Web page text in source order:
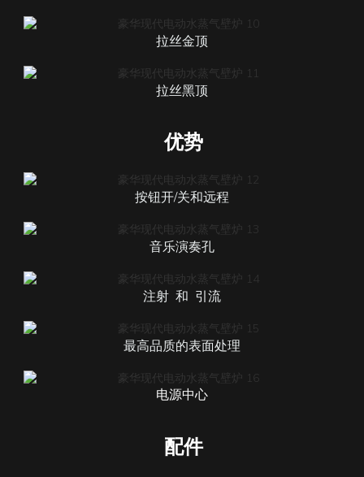
拉丝金顶
拉丝黑顶
优势
按钮开/关和远程
音乐演奏孔
注射 和 引流
最高品质的表面处理
电源中心
配件